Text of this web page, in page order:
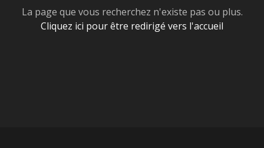
La page que vous recherchez n'existe pas ou plus.
Cliquez ici pour être redirigé vers l'accueil